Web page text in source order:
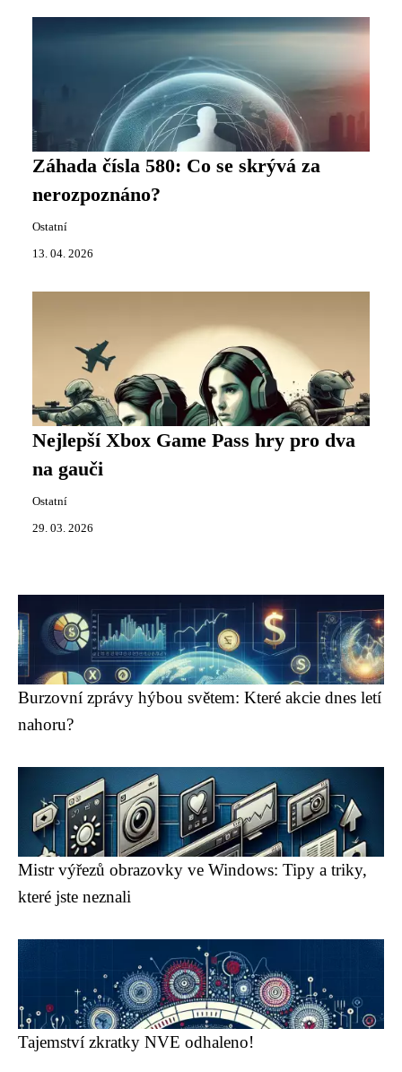
Záhada čísla 580: Co se skrývá za
nerozpoznáno?
Ostatní
13. 04. 2026
Nejlepší Xbox Game Pass hry pro dva
na gauči
Ostatní
29. 03. 2026
Burzovní zprávy hýbou světem: Které akcie dnes letí
nahoru?
Mistr výřezů obrazovky ve Windows: Tipy a triky,
které jste neznali
Tajemství zkratky NVE odhaleno!